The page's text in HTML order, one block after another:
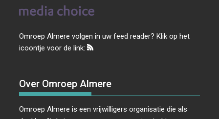
Omroep Almere volgen in uw feed reader? Klik op het
icoontje voor de link:
Over Omroep Almere
Omroep Almere is een vrijwilligers organisatie die als